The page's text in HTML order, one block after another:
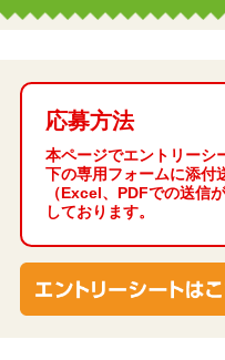
応募方法
本ページでエントリーシ
下の専用フォームに添付
（Excel、PDFでの送信
しております。